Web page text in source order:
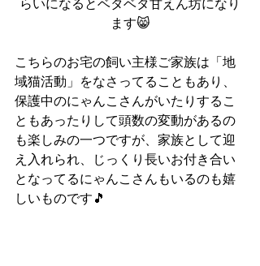
らいになるとベタベタ甘えん坊になり
ます😸
こちらのお宅の飼い主様ご家族は「地
域猫活動」をなさってることもあり、
保護中のにゃんこさんがいたりするこ
ともあったりして頭数の変動があるの
も楽しみの一つですが、家族として迎
え入れられ、じっくり長いお付き合い
となってるにゃんこさんもいるのも嬉
しいものです🎵